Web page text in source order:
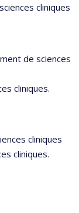
cliniques
de sciences
cliniques.
cliniques
cliniques.